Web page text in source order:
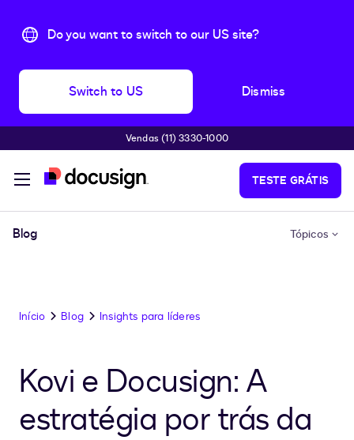
Do you want to switch to our US site?
Switch to US Dismiss
Pular para o conteúdo principal
Vendas (11) 3330-1000
TESTE GRÁTIS
Blog Tópicos
Início Blog Insights para líderes
Kovi e Docusign: A
estratégia por trás da